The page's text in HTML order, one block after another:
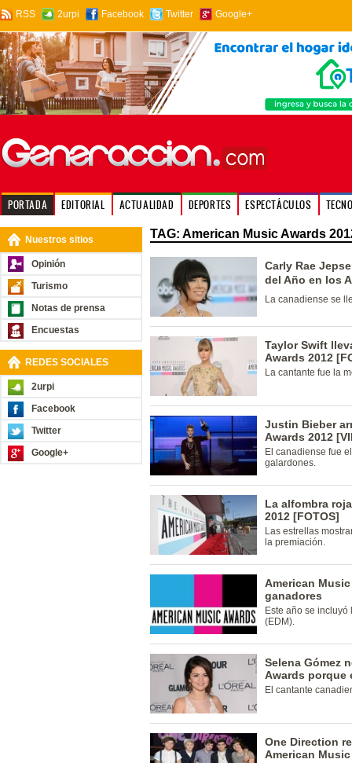
RSS 2urpi Facebook Twitter Google+
PORTADA EDITORIAL ACTUALIDAD DEPORTES ESPECTÁCULOS
Nuestros sitios
Opinión
Turismo
Notas de prensa
Encuestas
REDES SOCIALES
2urpi
Facebook
Twitter
Google+
TAG: American Music Awards
Carly Rae
del Año en los
La canadiense se
Taylor Swift
Awards 2012
La cantante fue la
Justin Bieber
Awards 2012
El canadiense fue
galardones.
La alfombra
2012 [FOTOS]
Las estrellas
la premiación.
American
ganadores
Este año se
(EDM).
Selena Gómez
Awards porque
El cantante
One Direction
American